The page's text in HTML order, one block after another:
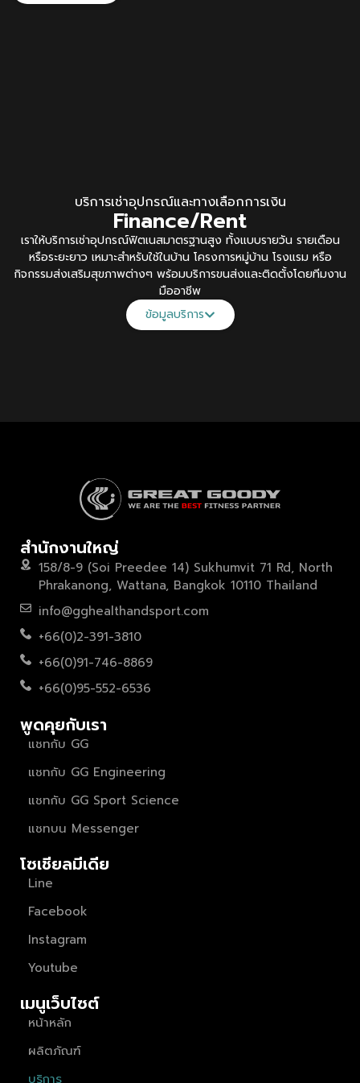
บริการเช่าอุปกรณ์และทางเลือกการเงิน
Finance/Rent
เราให้บริการเช่าอุปกรณ์ฟิตเนสมาตรฐานสูง ทั้งแบบรายวัน รายเดือน
หรือระยะยาว เหมาะสำหรับใช้ในบ้าน โครงการหมู่บ้าน โรงแรม หรือ
กิจกรรมส่งเสริมสุขภาพต่างๆ พร้อมบริการขนส่งและติดตั้งโดยทีมงาน
มืออาชีพ
ข้อมูลบริการ
สำนักงานใหญ่
158/8-9 (Soi Preedee 14) Sukhumvit 71 Rd, North
Phrakanong, Wattana, Bangkok 10110 Thailand
info@gghealthandsport.com
+66(0)2-391-3810
+66(0)91-746-8869
+66(0)95-552-6536
พูดคุยกับเรา
แชทกับ GG
แชทกับ GG Engineering
แชทกับ GG Sport Science
แชทบน Messenger
โซเชียลมีเดีย
Line
Facebook
Instagram
Youtube
เมนูเว็บไซต์
หน้าหลัก
ผลิตภัณฑ์
บริการ